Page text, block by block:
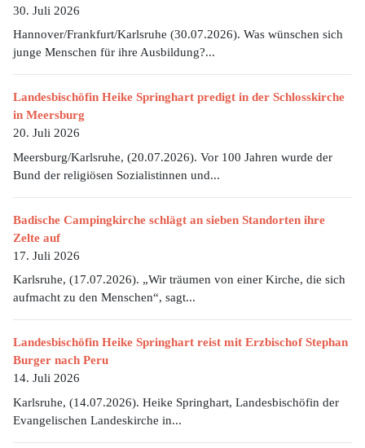
30. Juli 2026
Hannover/Frankfurt/Karlsruhe (30.07.2026). Was wünschen sich
junge Menschen für ihre Ausbildung?...
Landesbischöfin Heike Springhart predigt in der Schlosskirche
in Meersburg
20. Juli 2026
Meersburg/Karlsruhe, (20.07.2026). Vor 100 Jahren wurde der
Bund der religiösen Sozialistinnen und...
Badische Campingkirche schlägt an sieben Standorten ihre
Zelte auf
17. Juli 2026
Karlsruhe, (17.07.2026). „Wir träumen von einer Kirche, die sich
aufmacht zu den Menschen“, sagt...
Landesbischöfin Heike Springhart reist mit Erzbischof Stephan
Burger nach Peru
14. Juli 2026
Karlsruhe, (14.07.2026). Heike Springhart, Landesbischöfin der
Evangelischen Landeskirche in...